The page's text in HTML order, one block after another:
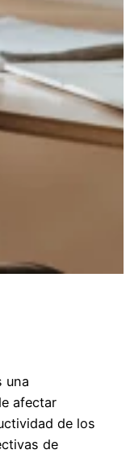
una
afectar
de los
de